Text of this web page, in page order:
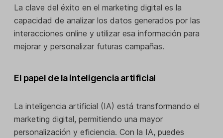
La clave del éxito en el marketing digital es la
capacidad de analizar los datos generados por las
interacciones online y utilizar esa información para
mejorar y personalizar futuras campañas.
El papel de la inteligencia artificial
La inteligencia artificial (IA) está transformando el
marketing digital, permitiendo una mayor
personalización y eficiencia. Con la IA, puedes